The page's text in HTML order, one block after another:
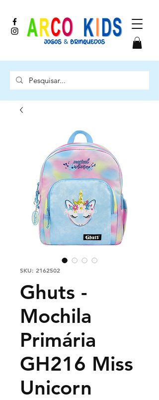
SKU: 2162502
Ghuts -
Mochila
Primária
GH216 Miss
Unicorn